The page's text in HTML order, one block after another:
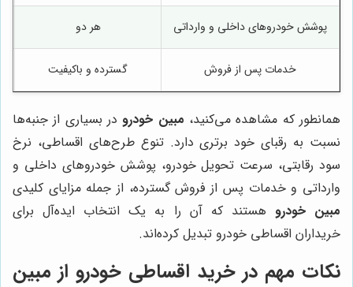
پوشش خودروهای داخلی و وارداتی هر دو
خدمات پس از فروش گسترده و باکیفیت
همانطور که مشاهده می‌کنید، مبین خودرو در بسیاری از جنبه‌ها
نسبت به رقبای خود برتری دارد. تنوع طرح‌های اقساطی، نرخ
سود رقابتی، سرعت تحویل خودرو، پوشش خودروهای داخلی و
وارداتی و خدمات پس از فروش گسترده، از جمله مزایای کلیدی
مبین خودرو هستند که آن را به یک انتخاب ایده‌آل برای
خریداران اقساطی خودرو تبدیل کرده‌اند.
نکات مهم در خرید اقساطی خودرو از مبین